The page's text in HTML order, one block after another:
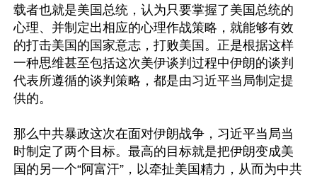
载者也就是美国总统，认为只要掌握了美国总统的
心理、并制定出相应的心理作战策略，就能够有效
的打击美国的国家意志，打败美国。正是根据这样
一种思维甚至包括这次美伊谈判过程中伊朗的谈判
代表所遵循的谈判策略，都是由习近平当局制定提
供的。
那么中共暴政这次在面对伊朗战争，习近平当局当
时制定了两个目标。最高的目标就是把伊朗变成美
国的另一个“阿富汗”，以牵扯美国精力，从而为中共